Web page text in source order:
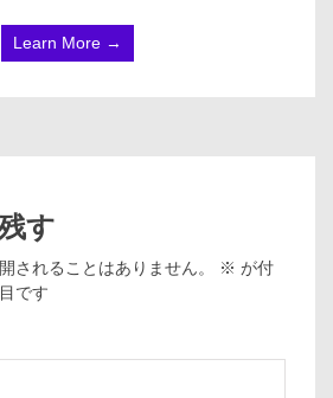
Learn More →
す
されることはありません。 ※ が付
です